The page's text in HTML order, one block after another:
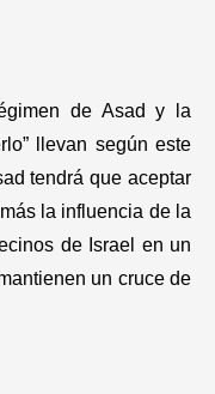
de Asad y la
llevan según este
tendrá que aceptar
la influencia de la
de Israel en un
un cruce de